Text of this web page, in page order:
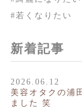
#若くなりたい
新着記事
2026.06.12
美容オタクの浦
ました 笑